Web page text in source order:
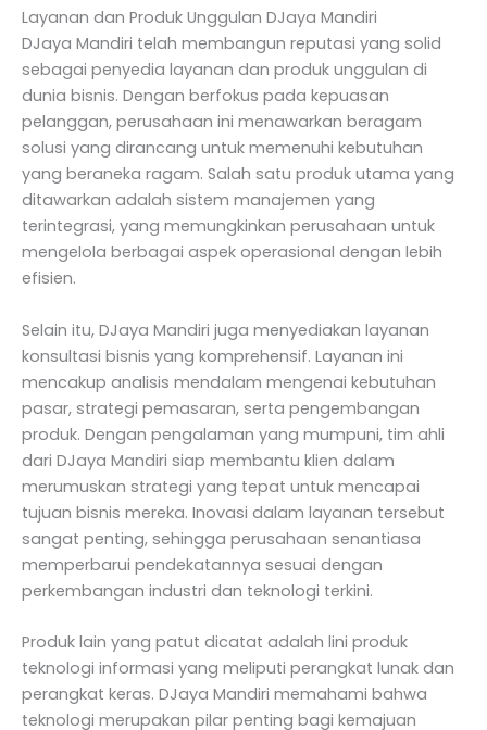
Layanan dan Produk Unggulan DJaya Mandiri
DJaya Mandiri telah membangun reputasi yang solid
sebagai penyedia layanan dan produk unggulan di
dunia bisnis. Dengan berfokus pada kepuasan
pelanggan, perusahaan ini menawarkan beragam
solusi yang dirancang untuk memenuhi kebutuhan
yang beraneka ragam. Salah satu produk utama yang
ditawarkan adalah sistem manajemen yang
terintegrasi, yang memungkinkan perusahaan untuk
mengelola berbagai aspek operasional dengan lebih
efisien.
Selain itu, DJaya Mandiri juga menyediakan layanan
konsultasi bisnis yang komprehensif. Layanan ini
mencakup analisis mendalam mengenai kebutuhan
pasar, strategi pemasaran, serta pengembangan
produk. Dengan pengalaman yang mumpuni, tim ahli
dari DJaya Mandiri siap membantu klien dalam
merumuskan strategi yang tepat untuk mencapai
tujuan bisnis mereka. Inovasi dalam layanan tersebut
sangat penting, sehingga perusahaan senantiasa
memperbarui pendekatannya sesuai dengan
perkembangan industri dan teknologi terkini.
Produk lain yang patut dicatat adalah lini produk
teknologi informasi yang meliputi perangkat lunak dan
perangkat keras. DJaya Mandiri memahami bahwa
teknologi merupakan pilar penting bagi kemajuan